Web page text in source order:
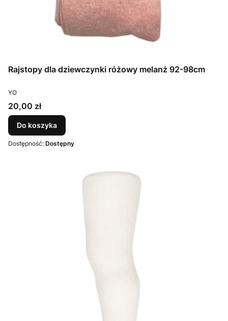
Rajstopy dla dziewczynki różowy melanż 92-98cm
PRODUCENT
YO
Cena
20,00 zł
Do koszyka
Dostępność: Dostępny